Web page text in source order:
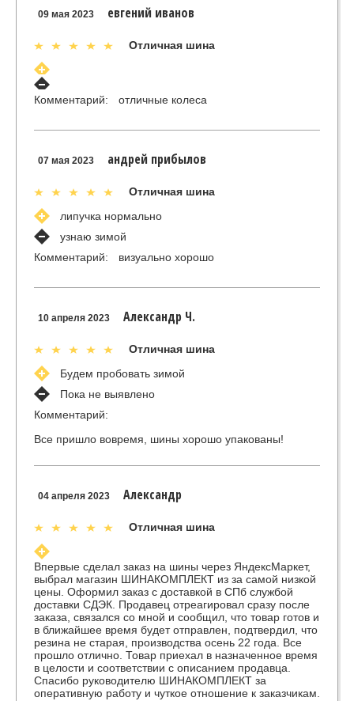
09 мая 2023 евгений иванов
Отличная шина
Комментарий: отличные колеса
07 мая 2023 андрей прибылов
Отличная шина
липучка нормально
узнаю зимой
Комментарий:
визуально хорошо
10 апреля 2023 Александр Ч.
Отличная шина
Будем пробовать зимой
Пока не выявлено
Комментарий:
Все пришло вовремя, шины хорошо упакованы!
04 апреля 2023 Александр
Отличная шина
Впервые сделал заказ на шины через ЯндексМаркет,
выбрал магазин ШИНАКОМПЛЕКТ из за самой низкой
цены. Оформил заказ с доставкой в СПб службой
доставки СДЭК. Продавец отреагировал сразу после
заказа, связался со мной и сообщил, что товар готов и
в ближайшее время будет отправлен, подтвердил, что
резина не старая, производства осень 22 года. Все
прошло отлично. Товар приехал в назначенное время
в целости и соответствии с описанием продавца.
Спасибо руководителю ШИНАКОМПЛЕКТ за
оперативную работу и чуткое отношение к заказчикам.